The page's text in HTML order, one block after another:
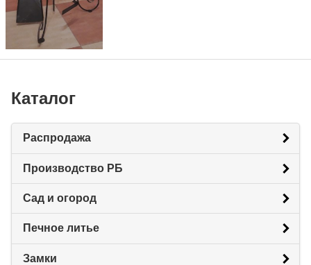
Каталог
Распродажа
Производство РБ
Сад и огород
Печное литье
Замки